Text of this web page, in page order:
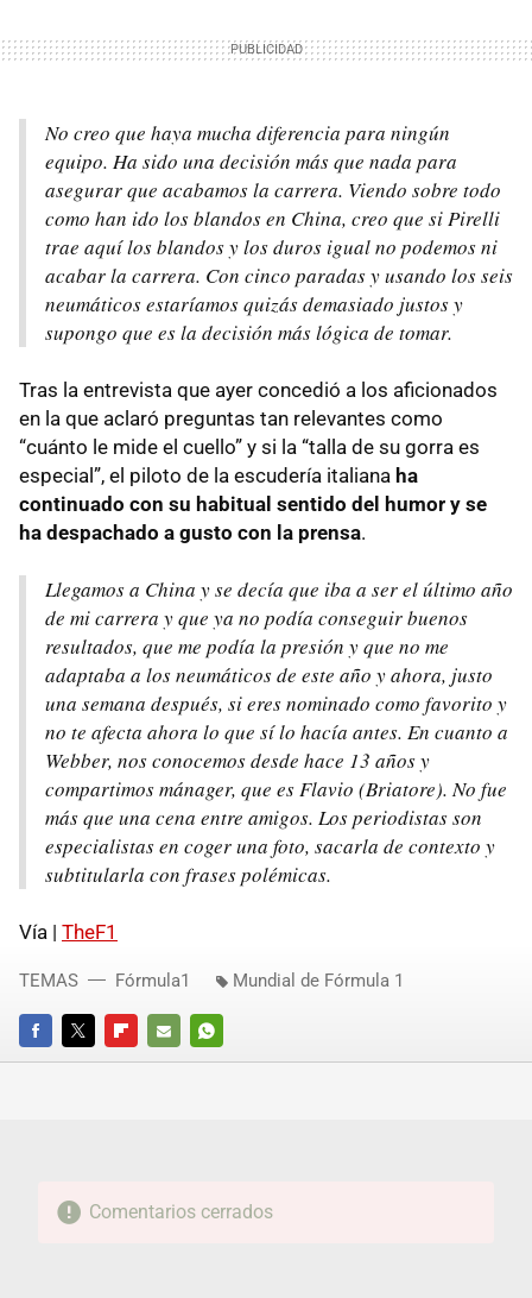
No creo que haya mucha diferencia para ningún
equipo. Ha sido una decisión más que nada para
asegurar que acabamos la carrera. Viendo sobre todo
como han ido los blandos en China, creo que si Pirelli
trae aquí los blandos y los duros igual no podemos ni
acabar la carrera. Con cinco paradas y usando los seis
neumáticos estaríamos quizás demasiado justos y
supongo que es la decisión más lógica de tomar.
Tras la entrevista que ayer concedió a los aficionados
en la que aclaró preguntas tan relevantes como
“cuánto le mide el cuello” y si la “talla de su gorra es
especial”, el piloto de la escudería italiana ha
continuado con su habitual sentido del humor y se
ha despachado a gusto con la prensa.
Llegamos a China y se decía que iba a ser el último año
de mi carrera y que ya no podía conseguir buenos
resultados, que me podía la presión y que no me
adaptaba a los neumáticos de este año y ahora, justo
una semana después, si eres nominado como favorito y
no te afecta ahora lo que sí lo hacía antes. En cuanto a
Webber, nos conocemos desde hace 13 años y
compartimos mánager, que es Flavio (Briatore). No fue
más que una cena entre amigos. Los periodistas son
especialistas en coger una foto, sacarla de contexto y
subtitularla con frases polémicas.
Vía | TheF1
FACEBOOKTWITTERFLIPBOARD
E-
WHATSAPP
TEMAS Fórmula1 Mundial de Fórmula 1
Comentarios cerrados